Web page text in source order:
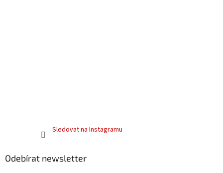
Sledovat na Instagramu
Odebírat newsletter